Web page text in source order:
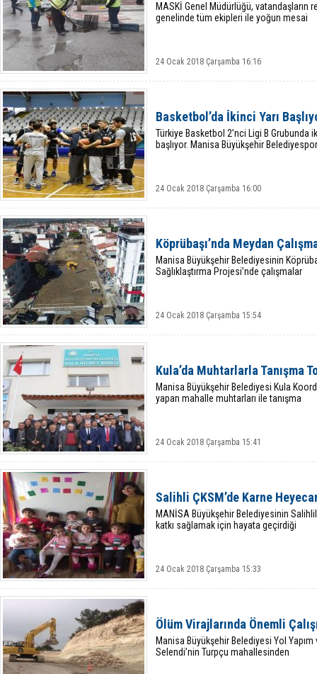
MASKİ Genel Müdürlüğü, vatandaşların
genelinde tüm ekipleri ile yoğun mesai
24 Ocak 2018 Çarşamba 16:16
Basketbol’da İkinci Yarı
Türkiye Basketbol 2’nci Ligi B Grubunda
başlıyor. Manisa Büyükşehir
24 Ocak 2018 Çarşamba 16:00
Köprübaşı’nda Meydan
Manisa Büyükşehir Belediyesinin
Sağlıklaştırma Projesi’nde çalışmalar
24 Ocak 2018 Çarşamba 15:54
Kula’da Muhtarlarla Tanışma
Manisa Büyükşehir Belediyesi Kula
yapan mahalle muhtarları ile tanışma
24 Ocak 2018 Çarşamba 15:41
Salihli ÇKSM’de Karne
MANİSA Büyükşehir Belediyesinin
katkı sağlamak için hayata geçirdiği
24 Ocak 2018 Çarşamba 15:33
Ölüm Virajlarında Önemli
Manisa Büyükşehir Belediyesi Yol Yapım
Selendi’nin Turpçu mahallesinden